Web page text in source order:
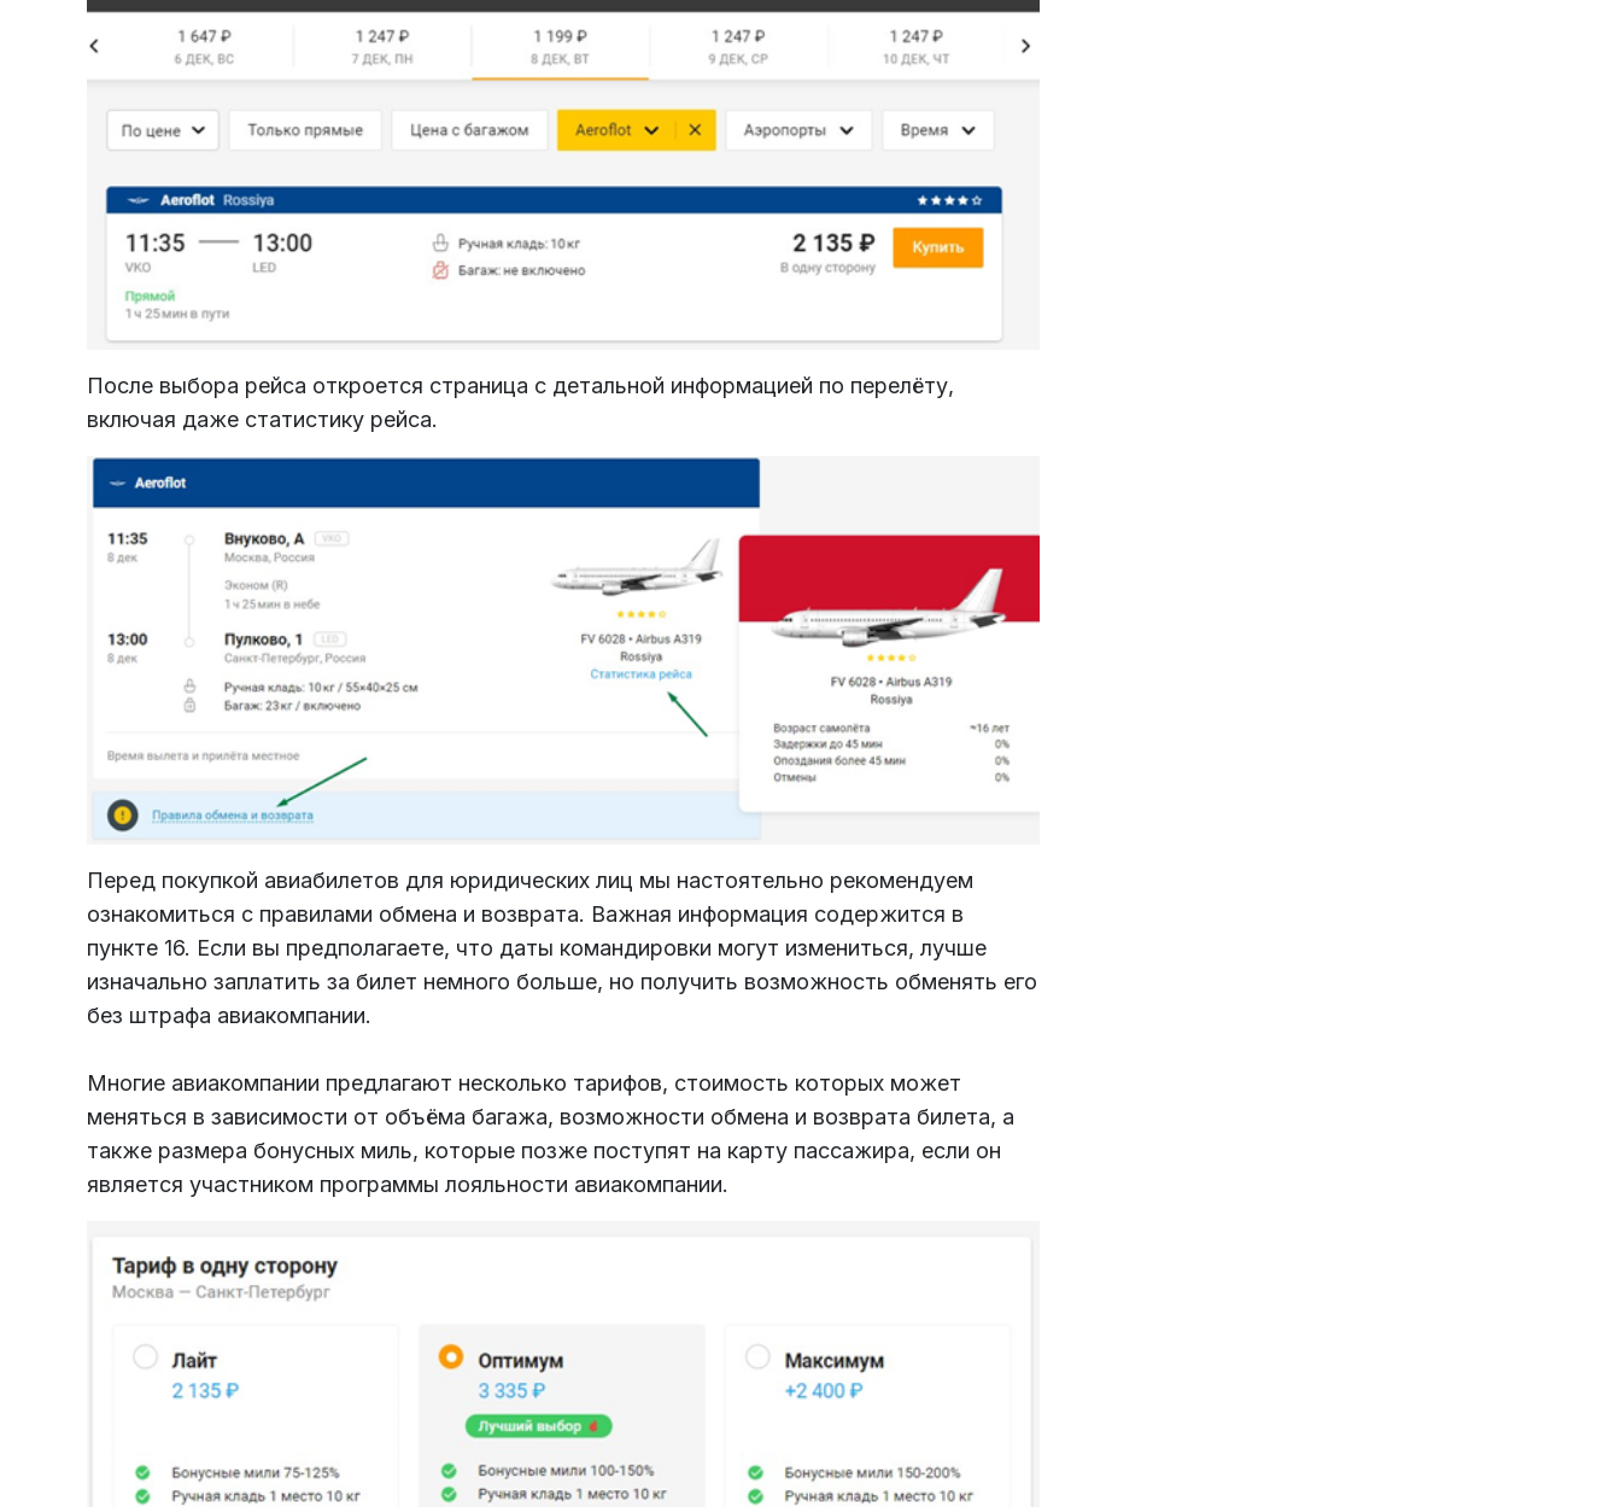
После выбора рейса откроется страница с детальной информацией по перелёту,
включая даже статистику рейса.
Перед покупкой авиабилетов для юридических лиц мы настоятельно рекомендуем
ознакомиться с правилами обмена и возврата. Важная информация содержится в
пункте 16. Если вы предполагаете, что даты командировки могут измениться, лучше
изначально заплатить за билет немного больше, но получить возможность обменять его
без штрафа авиакомпании.
Многие авиакомпании предлагают несколько тарифов, стоимость которых может
меняться в зависимости от объёма багажа, возможности обмена и возврата билета, а
также размера бонусных миль, которые позже поступят на карту пассажира, если он
является участником программы лояльности авиакомпании.